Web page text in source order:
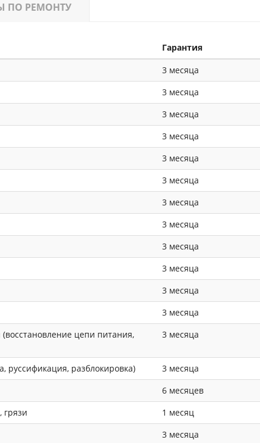
ПО РЕМОНТУ
Гарантия
3 месяца
3 месяца
3 месяца
3 месяца
3 месяца
3 месяца
3 месяца
3 месяца
3 месяца
3 месяца
3 месяца
3 месяца
цепи питания,
3 месяца
разблокировка) 3 месяца
6 месяцев
грязи
1 месяц
3 месяца